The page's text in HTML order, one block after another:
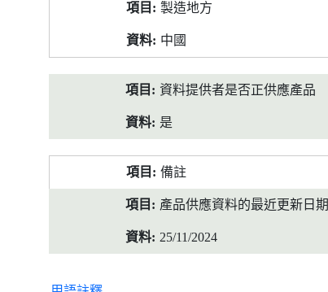
製造地方
中國
資料提供者是否正供應產品
是
備註
產品供應資料的最近更新日期
25/11/2024